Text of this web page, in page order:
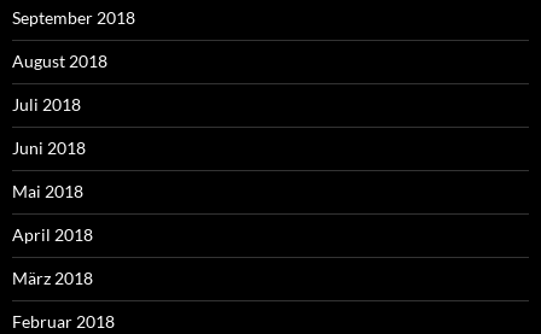
September 2018
August 2018
Juli 2018
Juni 2018
Mai 2018
April 2018
März 2018
Februar 2018